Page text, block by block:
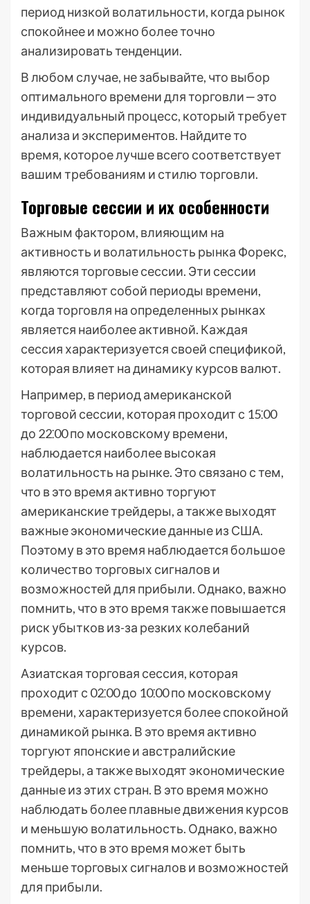
период низкой волатильности, когда рынок
спокойнее и можно более точно
анализировать тенденции.
В любом случае, не забывайте, что выбор
оптимального времени для торговли ‒ это
индивидуальный процесс, который требует
анализа и экспериментов. Найдите то
время, которое лучше всего соответствует
вашим требованиям и стилю торговли.
Торговые сессии и их особенности
Важным фактором, влияющим на
активность и волатильность рынка Форекс,
являются торговые сессии. Эти сессии
представляют собой периоды времени,
когда торговля на определенных рынках
является наиболее активной. Каждая
сессия характеризуется своей спецификой,
которая влияет на динамику курсов валют.
Например, в период американской
торговой сессии, которая проходит с 15⁚00
до 22⁚00 по московскому времени,
наблюдается наиболее высокая
волатильность на рынке. Это связано с тем,
что в это время активно торгуют
американские трейдеры, а также выходят
важные экономические данные из США.
Поэтому в это время наблюдается большое
количество торговых сигналов и
возможностей для прибыли. Однако, важно
помнить, что в это время также повышается
риск убытков из-за резких колебаний
курсов.
Азиатская торговая сессия, которая
проходит с 02⁚00 до 10⁚00 по московскому
времени, характеризуется более спокойной
динамикой рынка. В это время активно
торгуют японские и австралийские
трейдеры, а также выходят экономические
данные из этих стран. В это время можно
наблюдать более плавные движения курсов
и меньшую волатильность. Однако, важно
помнить, что в это время может быть
меньше торговых сигналов и возможностей
для прибыли.